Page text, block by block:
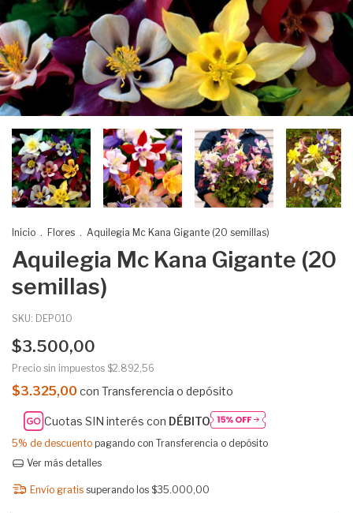
Inicio . Flores . Aquilegia Mc Kana Gigante (20 semillas)
Aquilegia Mc Kana Gigante (20
semillas)
SKU: DEP010
$3.500,00
Precio sin impuestos $2.892,56
$3.325,00 con Transferencia o depósito
Cuotas SIN interés con DÉBITO
5% de descuento pagando con Transferencia o depósito
Ver más detalles
Envío gratis superando los $35.000,00